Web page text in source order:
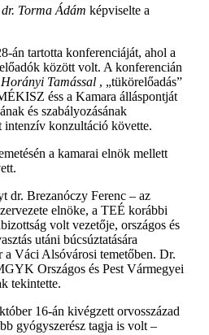
dr. Torma Ádám képviselte a
án tartotta konferenciáját, ahol a
között volt. A konferencián
Tamással , „tükörelőadás”
éss a Kamara álláspontját
és szabályozásának
intenzív konzultáció követte.
a kamarai elnök mellett
dr. Brezanóczy Ferenc – az
elnöke, a TEÉ korábbi
volt vezetője, országos és
utáni búcsúztatására
a Váci Alsóvárosi temetőben. Dr.
Országos és Pest Vármegyei
tekintette.
16-án kivégzett orvosszázad
gyógyszerész tagja is volt –